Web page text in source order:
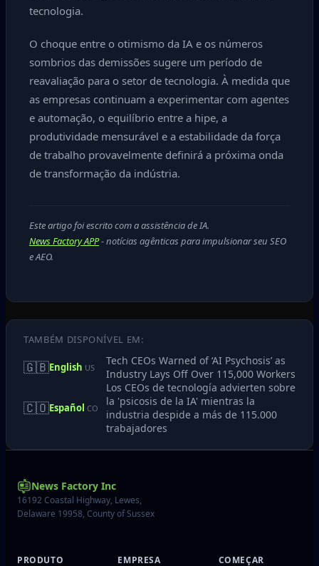
tecnologia.
O choque entre o otimismo da IA e os números
sombrios das demissões sugere um período de
reavaliação para o setor de tecnologia. À medida que
as empresas continuam a experimentar com agentes
e automação, o equilíbrio entre a hipe, a
produtividade mensurável e a estabilidade da força
de trabalho provavelmente definirá a próxima onda
de transformação da indústria.
Este artigo foi escrito com a assistência de IA.
News Factory APP- notícias agênticas para impulsionar seu SEO
e AEO.
TAMBÉM DISPONÍVEL EM:
🇬🇧English US
Tech CEOs Warned of ‘AI Psychosis’ as
Industry Lays Off Over 115,000 Workers
🇨🇴Español CO
Los CEOs de tecnología advierten sobre
la 'psicosis de la IA' mientras la
industria despide a más de 115.000
trabajadores
News Factory Inc
16192 Coastal Highway, Lewes,
Delaware 19958, County of Sussex
PRODUTO EMPRESA COMEÇAR